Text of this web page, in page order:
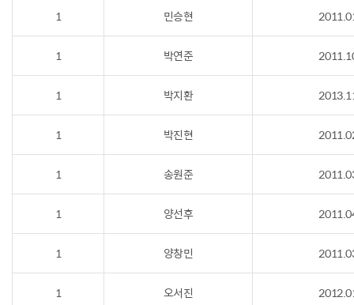
1 민승현
1 박연준
1 박지환
1 박진현
1 송원준
1 양선후
1 양창민
1 오서진